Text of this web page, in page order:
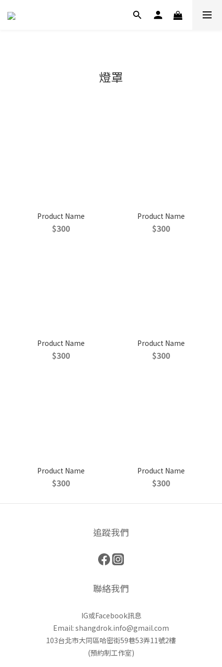
燈罩
Product Name
$300
Product Name
$300
Product Name
$300
Product Name
$300
Product Name
$300
Product Name
$300
追蹤我們
聯絡我們
IG或Facebook訊息
Email: shangdrok.info@gmail.com
103台北市大同區哈密街59巷53弄11號2樓
(預約制工作室)